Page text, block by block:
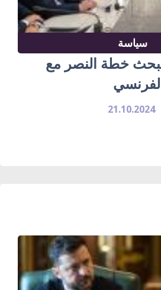
سياسة
خطة النصر مع
21.10.2024